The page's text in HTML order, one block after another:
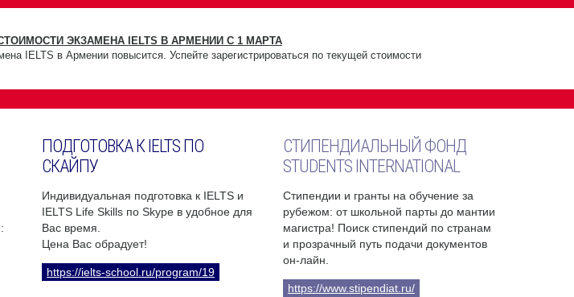
ЭКЗАМЕНА IELTS В АРМЕНИИ С 1 МАРТА
IELTS в Армении повысится. Успейте зарегистрироваться по текущей стоимости
ПОДГОТОВКА К IELTS ПО
СКАЙПУ
Индивидуальная подготовка к IELTS и
IELTS Life Skills по Skype в удобное для
Вас время.
Цена Вас обрадует!
https://ielts-school.ru/program/19
СТИПЕНДИАЛЬНЫЙ ФОНД
STUDENTS INTERNATIONAL
Стипендии и гранты на обучение за
рубежом: от школьной парты до мантии
магистра! Поиск стипендий по странам
и прозрачный путь подачи документов
он-лайн.
https://www.stipendiat.ru/